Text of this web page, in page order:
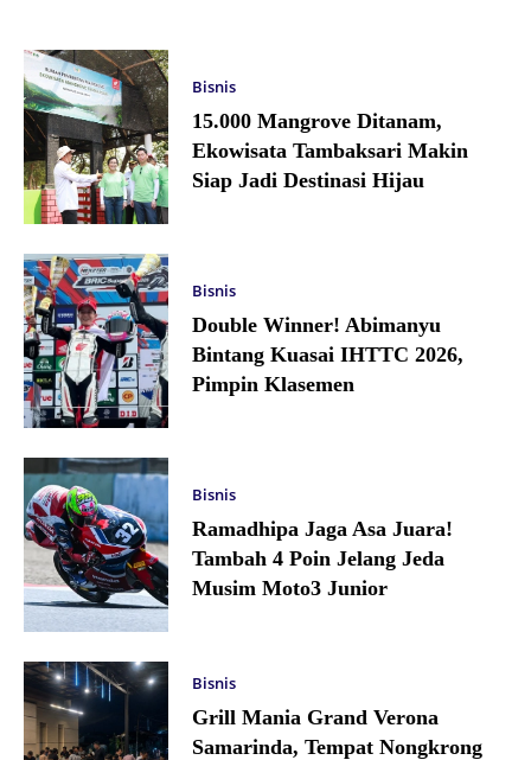
Bisnis
15.000 Mangrove Ditanam,
Ekowisata Tambaksari Makin
Siap Jadi Destinasi Hijau
Bisnis
Double Winner! Abimanyu
Bintang Kuasai IHTTC 2026,
Pimpin Klasemen
Bisnis
Ramadhipa Jaga Asa Juara!
Tambah 4 Poin Jelang Jeda
Musim Moto3 Junior
Bisnis
Grill Mania Grand Verona
Samarinda, Tempat Nongkrong